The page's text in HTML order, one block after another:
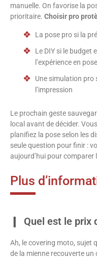
manuelle. On favorise la
prioritaire. Choisir pro
La pose pro si la
Le DIY si le budget
l’expérience en pose
Une simulation pro
l’impression
Le prochain geste
local avant de décider.
planifiez la pose selon les
seule question pour finir :
aujourd’hui pour comparer
Plus
Quel est le prix
Ah, le covering moto, sujet
de la mienne recouverte